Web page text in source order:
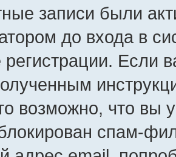
записи были
до входа в
регистрации.
возможно, что вы
спам-